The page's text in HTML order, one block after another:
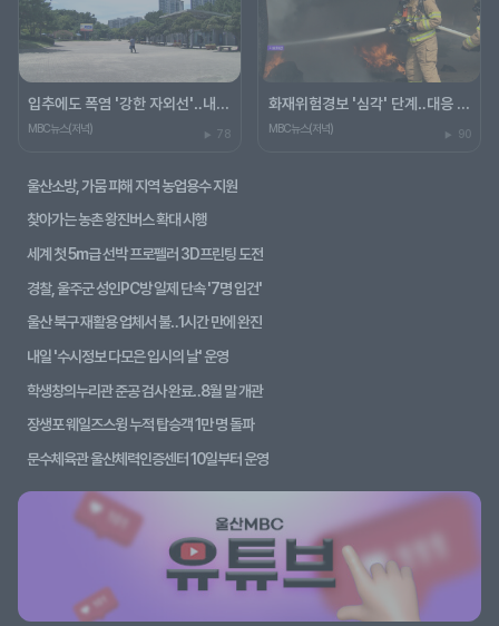
입추에도 폭염 '강한 자외선'‥내일 25~33도
MBC뉴스(저녁) 78
화재위험경보 '심각' 단계‥대응 태세 강화
MBC뉴스(저녁) 90
울산소방, 가뭄 피해 지역 농업용수 지원
찾아가는 농촌 왕진버스 확대 시행
세계 첫 5m급 선박 프로펠러 3D프린팅 도전
경찰, 울주군 성인PC방 일제 단속 '7명 입건'
울산 북구 재활용 업체서 불‥1시간 만에 완진
내일 '수시정보 다모은 입시의 날' 운영
학생창의누리관 준공 검사 완료‥8월 말 개관
장생포 웨일즈스윙 누적 탑승객 1만 명 돌파
문수체육관 울산체력인증센터 10일부터 운영